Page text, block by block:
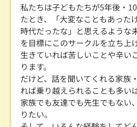
私たちは子どもたちが5年後・
たとき、「大変なこともあった
時代だったな」と思えるような
を目標にこのサークルを立ち上
生きていれば苦しいことや辛い
ります。
だけど、話を聞いてくれる家族
れば乗り越えられることも多いは
家族でも友達でも先生でもない
りたい。